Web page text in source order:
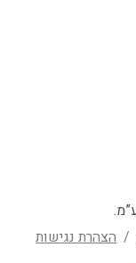
/ הצהרת נגישות